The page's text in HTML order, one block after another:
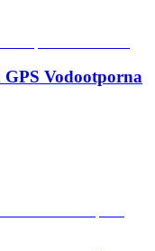
Vodootporna